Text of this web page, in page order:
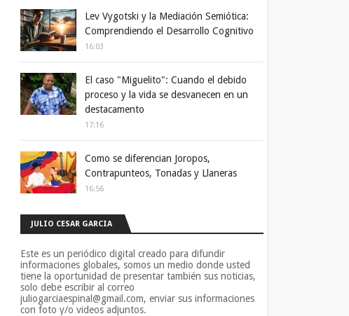
Lev Vygotski y la Mediación Semiótica:
Comprendiendo el Desarrollo Cognitivo
16:03
El caso "Miguelito": Cuando el debido
proceso y la vida se desvanecen en un
destacamento
17:16
Como se diferencian Joropos,
Contrapunteos, Tonadas y Llaneras
16:56
JULIO CESAR GARCIA
Este es un periódico digital creado para difundir
informaciones globales, somos un medio donde usted
tiene la oportunidad de presentar también sus noticias,
solo debe escribir al correo
juliogarciaespinal@gmail.com, enviar sus informaciones
con foto y/o videos adjuntos.